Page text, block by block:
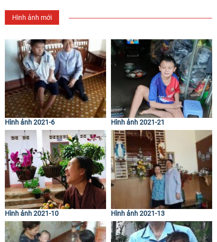
Hình ảnh mới
Hình ảnh 2021-6 Hình ảnh 2021-21
Hình ảnh 2021-10 Hình ảnh 2021-13